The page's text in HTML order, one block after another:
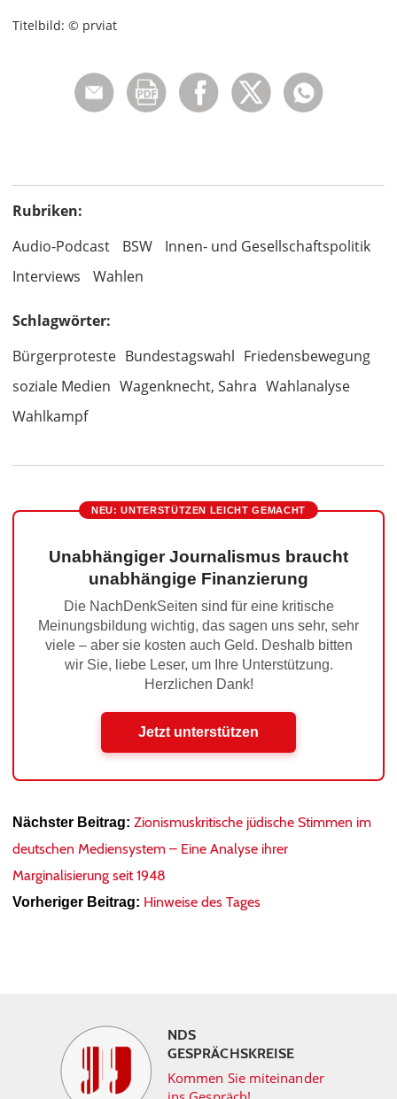
Titelbild: © prviat
Rubriken:
Audio-Podcast
BSW
Innen- und Gesellschaftspolitik
Interviews
Wahlen
Schlagwörter:
Bürgerproteste Bundestagswahl Friedensbewegung
soziale Medien Wagenknecht, Sahra Wahlanalyse
Wahlkampf
NEU: UNTERSTÜTZEN LEICHT GEMACHT
Unabhängiger Journalismus braucht
unabhängige Finanzierung
Die NachDenkSeiten sind für eine kritische
Meinungsbildung wichtig, das sagen uns sehr, sehr
viele – aber sie kosten auch Geld. Deshalb bitten
wir Sie, liebe Leser, um Ihre Unterstützung.
Herzlichen Dank!
Jetzt unterstützen
Nächster Beitrag: Zionismuskritische jüdische Stimmen im
deutschen Mediensystem – Eine Analyse ihrer
Marginalisierung seit 1948
Vorheriger Beitrag: Hinweise des Tages
NDS
GESPRÄCHSKREISE
Kommen Sie miteinander